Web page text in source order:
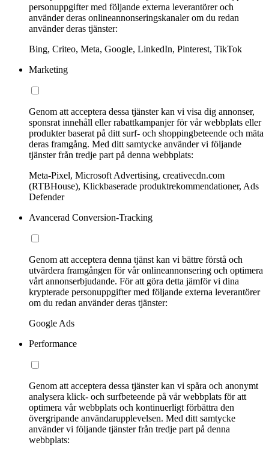
personuppgifter med följande externa leverantörer och
använder deras onlineannonseringskanaler om du redan
använder deras tjänster:
Bing, Criteo, Meta, Google, LinkedIn, Pinterest, TikTok
Marketing
Genom att acceptera dessa tjänster kan vi visa dig annonser,
sponsrat innehåll eller rabattkampanjer för vår webbplats eller
produkter baserat på ditt surf- och shoppingbeteende och mäta
deras framgång. Med ditt samtycke använder vi följande
tjänster från tredje part på denna webbplats:
Meta-Pixel, Microsoft Advertising, creativecdn.com
(RTBHouse), Klickbaserade produktrekommendationer, Ads
Defender
Avancerad Conversion-Tracking
Genom att acceptera denna tjänst kan vi bättre förstå och
utvärdera framgången för vår onlineannonsering och optimera
vårt annonserbjudande. För att göra detta jämför vi dina
krypterade personuppgifter med följande externa leverantörer
om du redan använder deras tjänster:
Google Ads
Performance
Genom att acceptera dessa tjänster kan vi spåra och anonymt
analysera klick- och surfbeteende på vår webbplats för att
optimera vår webbplats och kontinuerligt förbättra den
övergripande användarupplevelsen. Med ditt samtycke
använder vi följande tjänster från tredje part på denna
webbplats: